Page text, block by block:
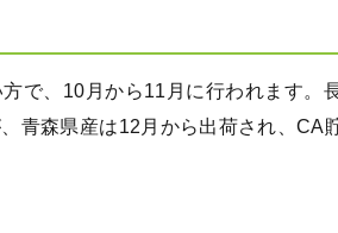
で、10月から11月に行われます。
青森県産は12月から出荷され、CA